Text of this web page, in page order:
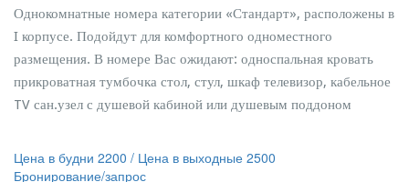
Однокомнатные номера категории «Стандарт», расположены в
I корпусе. Подойдут для комфортного одноместного
размещения. В номере Вас ожидают: односпальная кровать
прикроватная тумбочка стол, стул, шкаф телевизор, кабельное
TV сан.узел с душевой кабиной или душевым поддоном
Цена в будни 2200 / Цена в выходные 2500
Бронирование/запрос